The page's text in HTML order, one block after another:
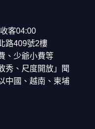
客04:00
路409號2樓
、少爺小費等
秀、尺度開放」聞
中國、越南、柬埔